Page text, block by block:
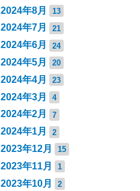
2024年8月 13
2024年7月 21
2024年6月 24
2024年5月 20
2024年4月 23
2024年3月 4
2024年2月 7
2024年1月 2
2023年12月 15
2023年11月 1
2023年10月 2